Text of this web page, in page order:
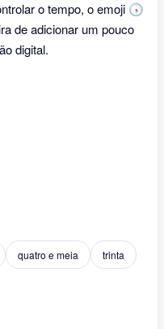
o tempo, o emoji 🕟
de adicionar um pouco
digital.
quatro e meia trinta